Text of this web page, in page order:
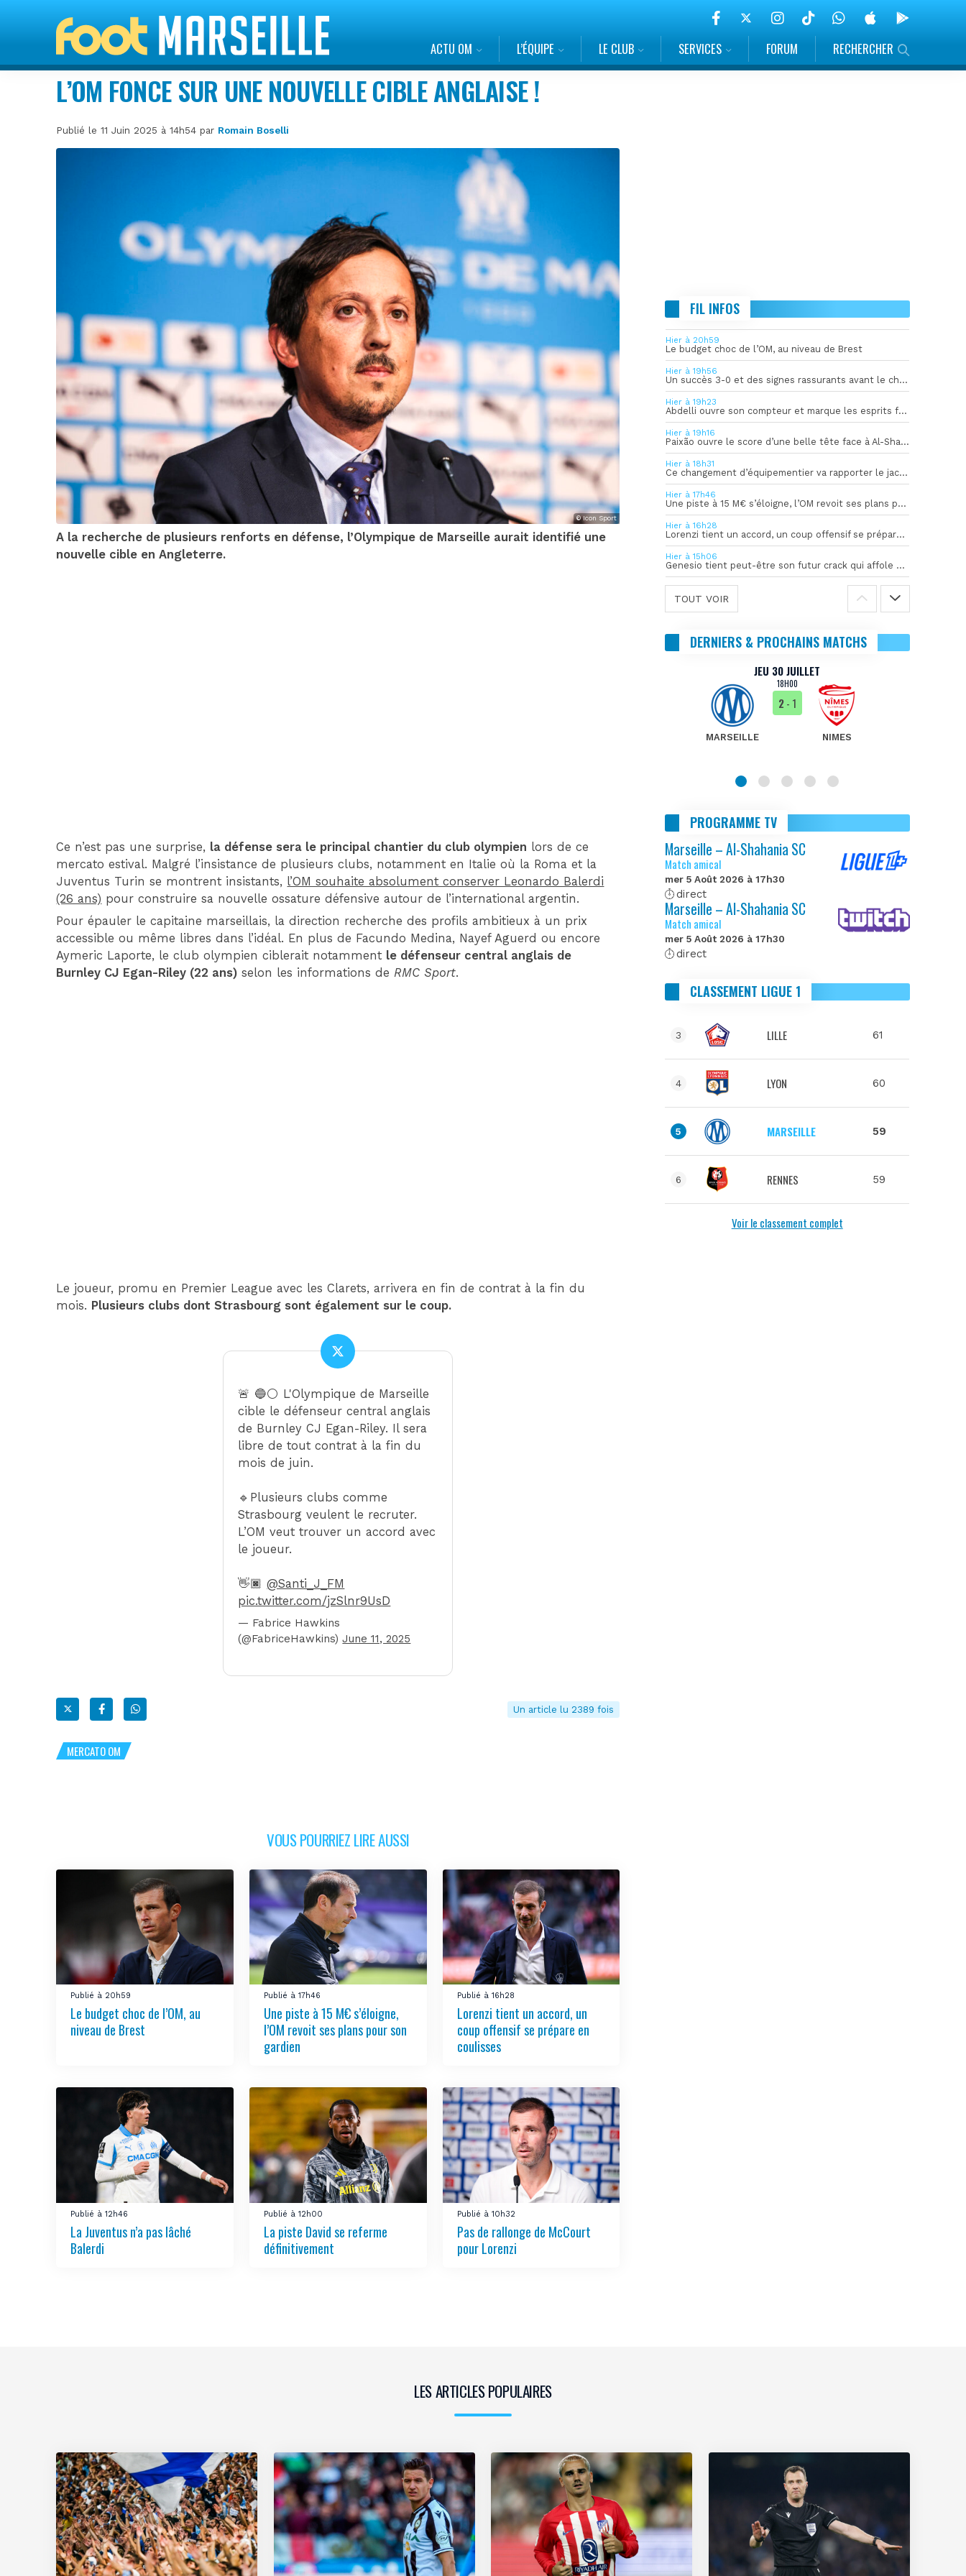
ACTU OM L’ÉQUIPE LE CLUB SERVICES FORUM RECHERCHER
L’OM FONCE SUR UNE NOUVELLE CIBLE ANGLAISE !
Publié le 11 Juin 2025 à 14h54 par Romain Boselli
© Icon Sport
A la recherche de plusieurs renforts en défense, l’Olympique de Marseille aurait identifié une
nouvelle cible en Angleterre.
Ce n’est pas une surprise, la défense sera le principal chantier du club olympien lors de ce
mercato estival. Malgré l’insistance de plusieurs clubs, notamment en Italie où la Roma et la
Juventus Turin se montrent insistants, l’OM souhaite absolument conserver Leonardo Balerdi
(26 ans) pour construire sa nouvelle ossature défensive autour de l’international argentin.
Pour épauler le capitaine marseillais, la direction recherche des profils ambitieux à un prix
accessible ou même libres dans l’idéal. En plus de Facundo Medina, Nayef Aguerd ou encore
Aymeric Laporte, le club olympien ciblerait notamment le défenseur central anglais de
Burnley CJ Egan-Riley (22 ans) selon les informations de RMC Sport.
Le joueur, promu en Premier League avec les Clarets, arrivera en fin de contrat à la fin du
mois. Plusieurs clubs dont Strasbourg sont également sur le coup.
🚨 🔵⚪️ L'Olympique de Marseille
cible le défenseur central anglais
de Burnley CJ Egan-Riley. Il sera
libre de tout contrat à la fin du
mois de juin.
🔹Plusieurs clubs comme
Strasbourg veulent le recruter.
L’OM veut trouver un accord avec
le joueur.
👋🏿@Santi_J_FM
pic.twitter.com/jzSlnr9UsD
— Fabrice Hawkins
(@FabriceHawkins)June 11, 2025
Un article lu 2389 fois
MERCATO OM
VOUS POURRIEZ LIRE AUSSI
Publié à 20h59
Le budget choc de l’OM, au
niveau de Brest
Publié à 17h46
Une piste à 15 M€ s’éloigne,
l’OM revoit ses plans pour son
gardien
Publié à 16h28
Lorenzi tient un accord, un
coup offensif se prépare en
coulisses
Publié à 12h46
La Juventus n’a pas lâché
Balerdi
Publié à 12h00
La piste David se referme
définitivement
Publié à 10h32
Pas de rallonge de McCourt
pour Lorenzi
FIL INFOS
Hier à 20h59
Le budget choc de l’OM, au niveau de Brest
Hier à 19h56
Un succès 3-0 et des signes rassurants avant le choc face à Bilbao
Hier à 19h23
Abdelli ouvre son compteur et marque les esprits face à Al-Shahania
Hier à 19h16
Paixão ouvre le score d’une belle tête face à Al-Shahania
Hier à 18h31
Ce changement d’équipementier va rapporter le jackpot à l’OM
Hier à 17h46
Une piste à 15 M€ s’éloigne, l’OM revoit ses plans pour son gardien
Hier à 16h28
Lorenzi tient un accord, un coup offensif se prépare en coulisses
Hier à 15h06
Genesio tient peut-être son futur crack qui affole déjà l’Europe
TOUT VOIR
DERNIERS & PROCHAINS MATCHS
JEU 30 JUILLET
18H00
MARSEILLE
2- 1
NIMES
PROGRAMME TV
Marseille – Al-Shahania SC
Match amical
mer 5 Août 2026 à 17h30
direct
Marseille – Al-Shahania SC
Match amical
mer 5 Août 2026 à 17h30
direct
CLASSEMENT LIGUE 1
3 LILLE 61
4 LYON 60
5 MARSEILLE 59
6 RENNES 59
Voir le classement complet
LES ARTICLES POPULAIRES